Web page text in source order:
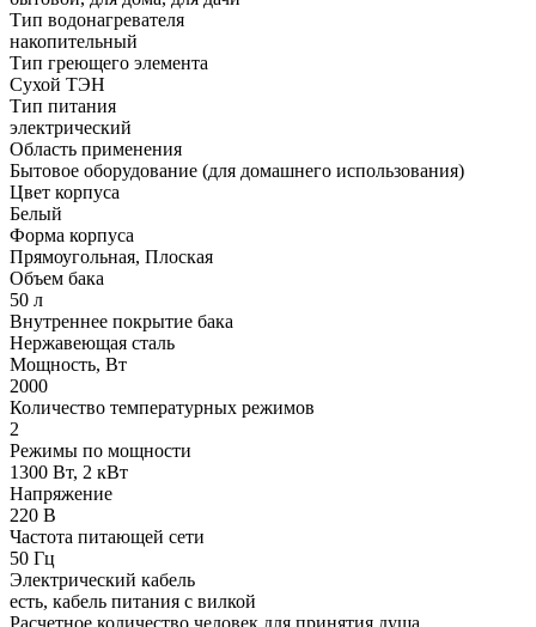
Тип водонагревателя
накопительный
Тип греющего элемента
Сухой ТЭН
Тип питания
электрический
Область применения
Бытовое оборудование (для домашнего использования)
Цвет корпуса
Белый
Форма корпуса
Прямоугольная, Плоская
Объем бака
50 л
Внутреннее покрытие бака
Нержавеющая сталь
Мощность, Вт
2000
Количество температурных режимов
2
Режимы по мощности
1300 Вт, 2 кВт
Напряжение
220 В
Частота питающей сети
50 Гц
Электрический кабель
есть, кабель питания с вилкой